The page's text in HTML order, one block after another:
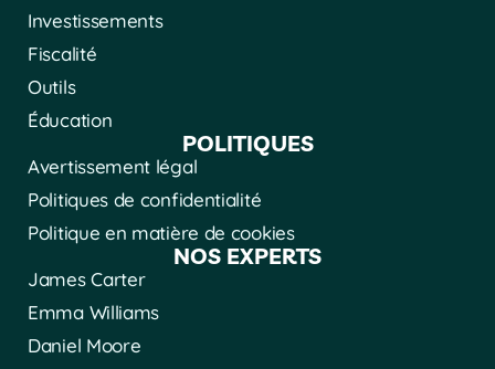
Investissements
Fiscalité
Outils
Éducation
POLITIQUES
Avertissement légal
Politiques de confidentialité
Politique en matière de cookies
NOS EXPERTS
James Carter
Emma Williams
Daniel Moore